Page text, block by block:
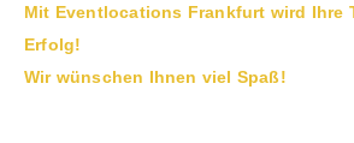
Mit Eventlocations Frankfurt wird Ihre
Erfolg!
Wir wünschen Ihnen viel Spaß!